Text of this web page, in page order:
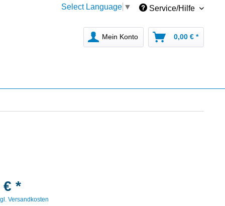
Select Language ▼ Service/Hilfe
Mein Konto 0,00 € *
€ *
Versandkosten